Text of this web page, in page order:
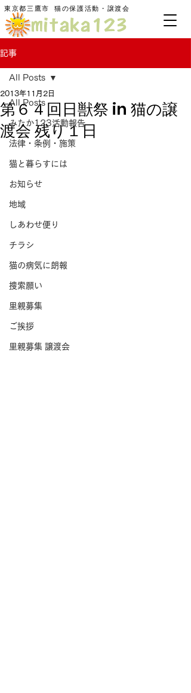
東京都三鷹市 ​猫の保護活動・譲渡会
記事
All Posts
みたか123活動報告
法律・条例・施策
猫と暮らすには
お知らせ
地域
しあわせ便り
チラシ
猫の病気に朗報
捜索願い
里親募集
ご挨拶
里親募集 譲渡会
All Posts
第６４回日獣祭 in 猫の譲
渡会 残り１日
2013年11月2日